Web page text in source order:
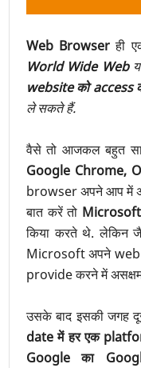
Web Browser ही
World Wide Web
website को
ले सकते हैं.
वैसे तो आजकल बहुत
Google Chrome,
browser अपने आप में
बात करें तो
किया करते थे. लेकिन
Microsoft अपने
provide करने में असक्षम
उसके बाद इसकी जगह
date में हर एक
Google का